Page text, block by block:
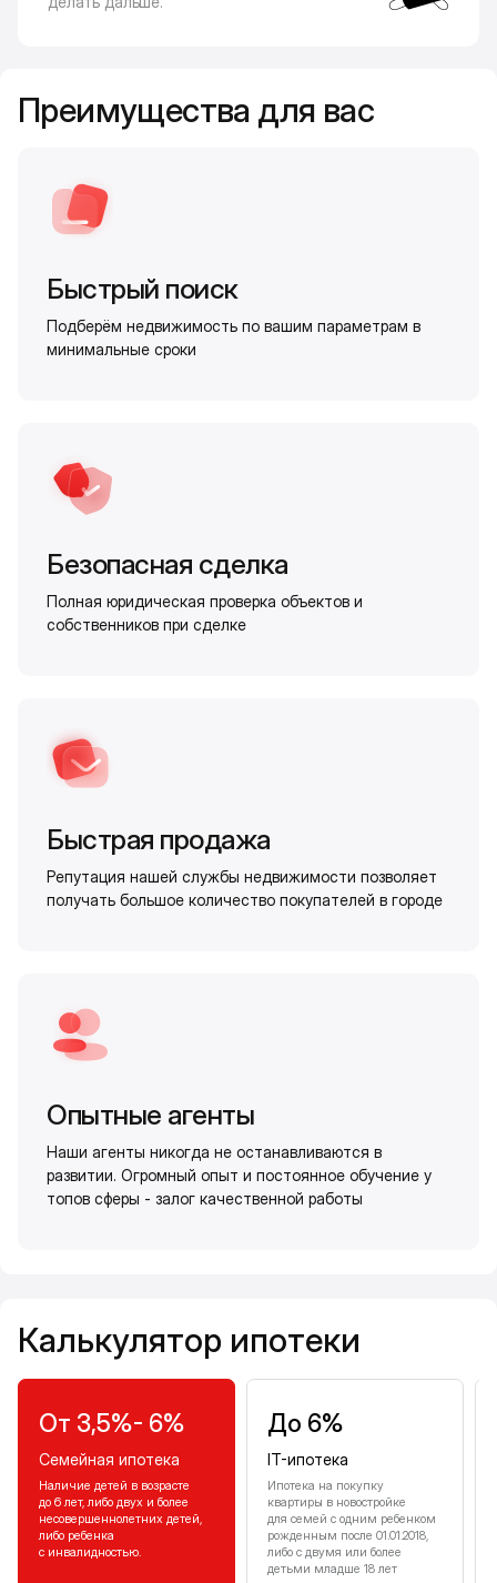
Преимущества для вас
Быстрый поиск
Подберём недвижимость по вашим параметрам в
минимальные сроки
Безопасная сделка
Полная юридическая проверка объектов и
собственников при сделке
Быстрая продажа
Репутация нашей службы недвижимости позволяет
получать большое количество покупателей в городе
Опытные агенты
Наши агенты никогда не останавливаются в
развитии. Огромный опыт и постоянное обучение у
топов сферы - залог качественной работы
Калькулятор ипотеки
От 3,5%- 6%
Семейная ипотека
Наличие детей в возрасте
до 6 лет, либо двух и более
несовершеннолетних детей,
либо ребенка
с инвалидностью.
До 6%
IT-ипотека
Ипотека на покупку
квартиры в новостройке
для семей с одним ребенком
рожденным после 01.01.2018,
либо с двумя или более
детьми младше 18 лет